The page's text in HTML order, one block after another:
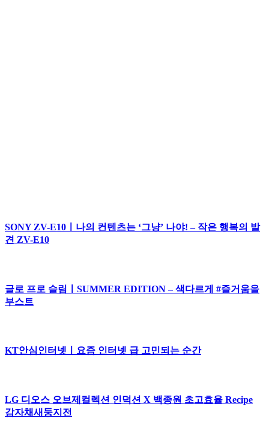
SONY ZV-E10ㅣ나의 컨텐츠는 ‘그냥’ 나야! – 작은 행복의 발
견 ZV-E10
글로 프로 슬림ㅣSUMMER EDITION – 색다르게 #즐거움을
부스트
KT안심인터넷ㅣ요즘 인터넷 급 고민되는 순간
LG 디오스 오브제컬렉션 인덕션 X 백종원 초고효율 Recipe
감자채새둥지전